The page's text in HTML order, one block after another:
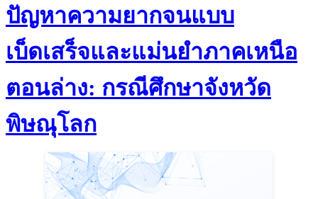
ปัญหาความยากจนแบบ
เบ็ดเสร็จและแม่นยำภาคเหนือ
ตอนล่าง: กรณีศึกษาจังหวัด
พิษณุโลก